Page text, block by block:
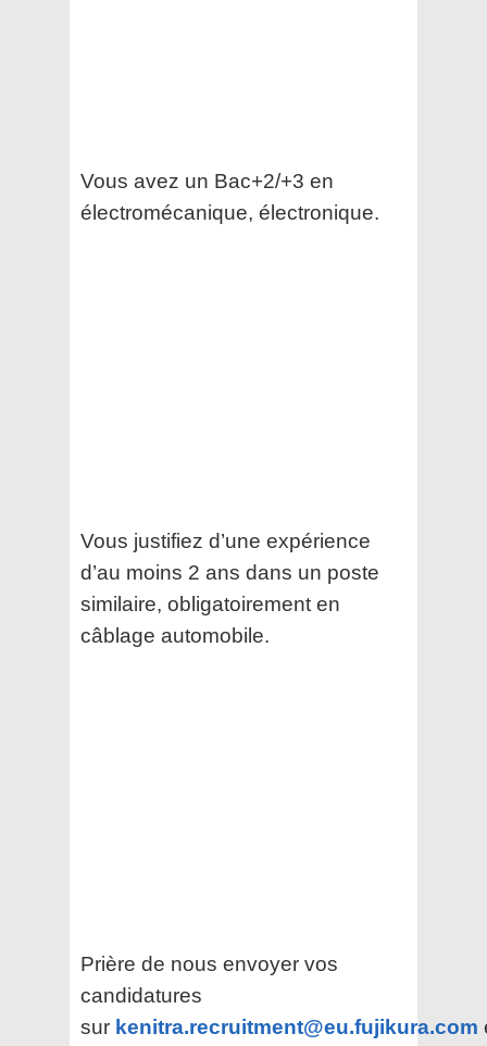
Vous avez un Bac+2/+3 en
électromécanique, électronique.
Vous justifiez d’une expérience
d’au moins 2 ans dans un poste
similaire, obligatoirement en
câblage automobile.
Prière de nous envoyer vos
candidatures
sur kenitra.recruitment@eu.fujikura.com